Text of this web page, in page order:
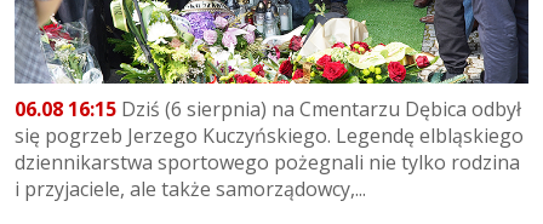
06.08 16:15 Dziś (6 sierpnia) na Cmentarzu Dębica odbył
się pogrzeb Jerzego Kuczyńskiego. Legendę elbląskiego
dziennikarstwa sportowego pożegnali nie tylko rodzina
i przyjaciele, ale także samorządowcy,...